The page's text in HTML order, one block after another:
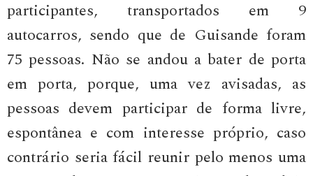
participantes, transportados em 9
autocarros, sendo que de Guisande foram
75 pessoas. Não se andou a bater de porta
em porta, porque, uma vez avisadas, as
pessoas devem participar de forma livre,
espontânea e com interesse próprio, caso
contrário seria fácil reunir pelo menos uma